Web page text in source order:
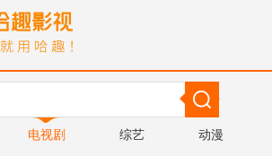
电视剧 综艺 动漫